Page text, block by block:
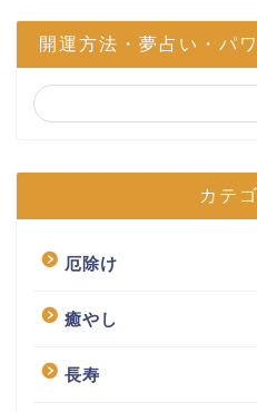
開運方法・夢占い・パ
カテ
厄除け
癒やし
長寿